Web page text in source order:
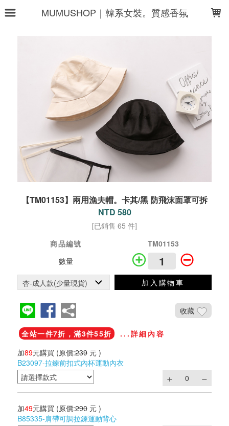
MUMUSHOP｜韓系女裝。質感香氛
【TM01153】兩用漁夫帽。卡其/黑 防飛沫面罩可拆
NTD 580
[已銷售 65 件]
商品編號
TM01153
數量
加入購物車
收藏
全站一件7折，滿3件55折
...詳細內容
加89元購買 (原價:239 元 )
B23097-拉鍊前扣式內杯運動內衣
加49元購買 (原價:290 元 )
B85335-肩帶可調拉鍊運動背心